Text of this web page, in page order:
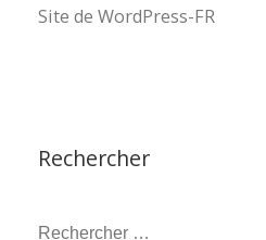
Site de WordPress-FR
Rechercher
RECHERCHER